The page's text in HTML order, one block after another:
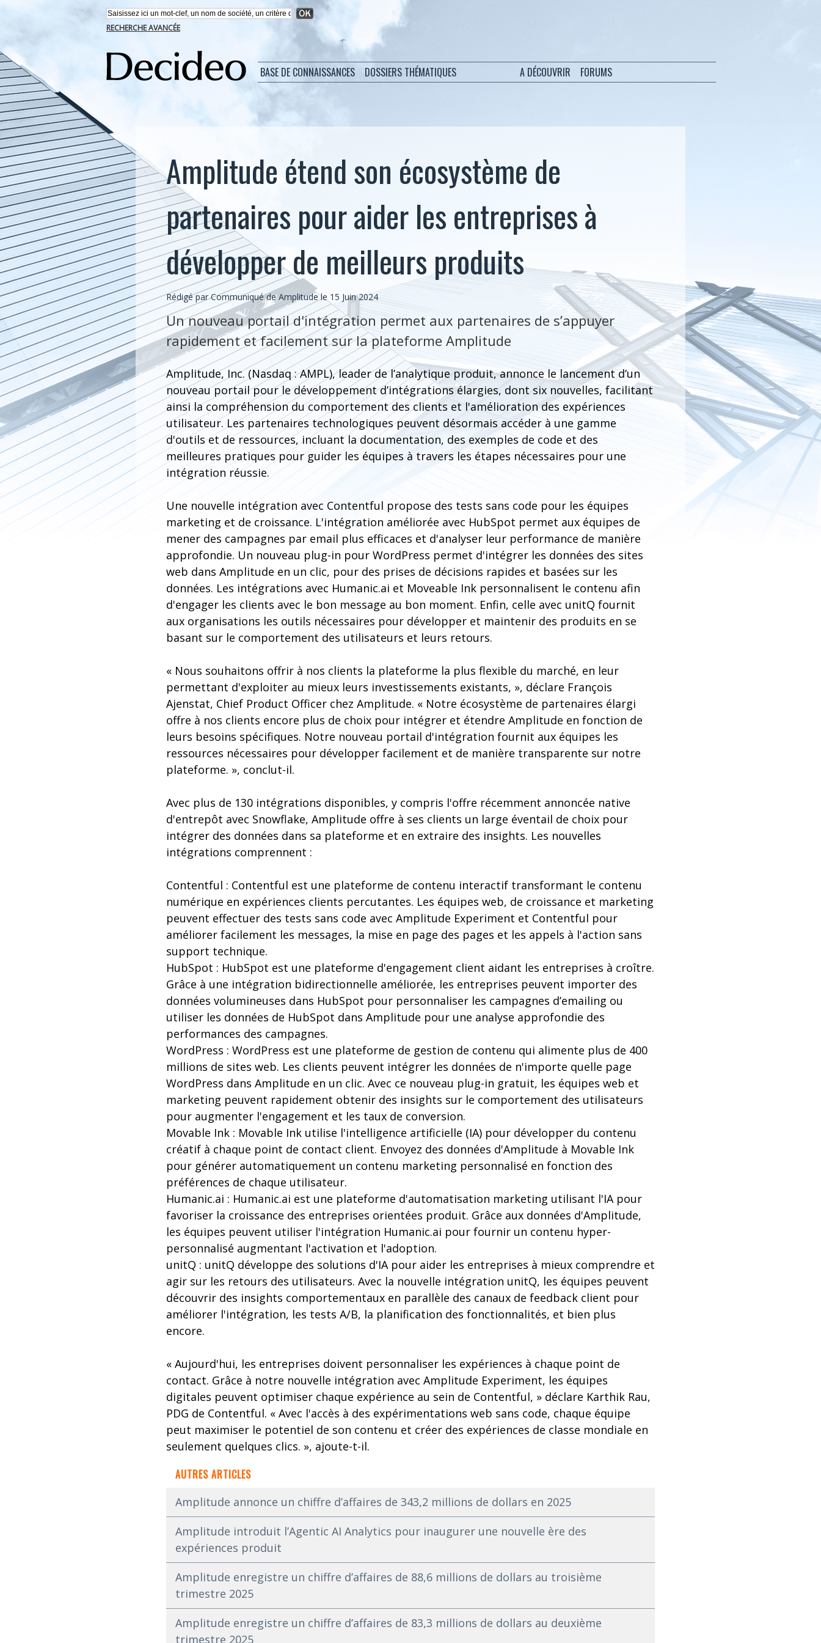
RECHERCHE AVANCÉE
BASE DE CONNAISSANCES DOSSIERS THÉMATIQUES A DÉCOUVRIR FORUMS
Amplitude étend son écosystème de
partenaires pour aider les entreprises à
développer de meilleurs produits
Rédigé par Communiqué de Amplitude le 15 Juin 2024
Un nouveau portail d'intégration permet aux partenaires de s’appuyer
rapidement et facilement sur la plateforme Amplitude
Amplitude, Inc. (Nasdaq : AMPL), leader de l’analytique produit, annonce le lancement d’un
nouveau portail pour le développement d’intégrations élargies, dont six nouvelles, facilitant
ainsi la compréhension du comportement des clients et l'amélioration des expériences
utilisateur. Les partenaires technologiques peuvent désormais accéder à une gamme
d'outils et de ressources, incluant la documentation, des exemples de code et des
meilleures pratiques pour guider les équipes à travers les étapes nécessaires pour une
intégration réussie.
Une nouvelle intégration avec Contentful propose des tests sans code pour les équipes
marketing et de croissance. L'intégration améliorée avec HubSpot permet aux équipes de
mener des campagnes par email plus efficaces et d'analyser leur performance de manière
approfondie. Un nouveau plug-in pour WordPress permet d'intégrer les données des sites
web dans Amplitude en un clic, pour des prises de décisions rapides et basées sur les
données. Les intégrations avec Humanic.ai et Moveable Ink personnalisent le contenu afin
d'engager les clients avec le bon message au bon moment. Enfin, celle avec unitQ fournit
aux organisations les outils nécessaires pour développer et maintenir des produits en se
basant sur le comportement des utilisateurs et leurs retours.
« Nous souhaitons offrir à nos clients la plateforme la plus flexible du marché, en leur
permettant d'exploiter au mieux leurs investissements existants, », déclare François
Ajenstat, Chief Product Officer chez Amplitude. « Notre écosystème de partenaires élargi
offre à nos clients encore plus de choix pour intégrer et étendre Amplitude en fonction de
leurs besoins spécifiques. Notre nouveau portail d'intégration fournit aux équipes les
ressources nécessaires pour développer facilement et de manière transparente sur notre
plateforme. », conclut-il.
Avec plus de 130 intégrations disponibles, y compris l'offre récemment annoncée native
d'entrepôt avec Snowflake, Amplitude offre à ses clients un large éventail de choix pour
intégrer des données dans sa plateforme et en extraire des insights. Les nouvelles
intégrations comprennent :
Contentful : Contentful est une plateforme de contenu interactif transformant le contenu
numérique en expériences clients percutantes. Les équipes web, de croissance et marketing
peuvent effectuer des tests sans code avec Amplitude Experiment et Contentful pour
améliorer facilement les messages, la mise en page des pages et les appels à l'action sans
support technique.
HubSpot : HubSpot est une plateforme d'engagement client aidant les entreprises à croître.
Grâce à une intégration bidirectionnelle améliorée, les entreprises peuvent importer des
données volumineuses dans HubSpot pour personnaliser les campagnes d’emailing ou
utiliser les données de HubSpot dans Amplitude pour une analyse approfondie des
performances des campagnes.
WordPress : WordPress est une plateforme de gestion de contenu qui alimente plus de 400
millions de sites web. Les clients peuvent intégrer les données de n'importe quelle page
WordPress dans Amplitude en un clic. Avec ce nouveau plug-in gratuit, les équipes web et
marketing peuvent rapidement obtenir des insights sur le comportement des utilisateurs
pour augmenter l'engagement et les taux de conversion.
Movable Ink : Movable Ink utilise l'intelligence artificielle (IA) pour développer du contenu
créatif à chaque point de contact client. Envoyez des données d'Amplitude à Movable Ink
pour générer automatiquement un contenu marketing personnalisé en fonction des
préférences de chaque utilisateur.
Humanic.ai : Humanic.ai est une plateforme d'automatisation marketing utilisant l'IA pour
favoriser la croissance des entreprises orientées produit. Grâce aux données d'Amplitude,
les équipes peuvent utiliser l'intégration Humanic.ai pour fournir un contenu hyper-
personnalisé augmentant l'activation et l'adoption.
unitQ : unitQ développe des solutions d'IA pour aider les entreprises à mieux comprendre et
agir sur les retours des utilisateurs. Avec la nouvelle intégration unitQ, les équipes peuvent
découvrir des insights comportementaux en parallèle des canaux de feedback client pour
améliorer l'intégration, les tests A/B, la planification des fonctionnalités, et bien plus
encore.
« Aujourd'hui, les entreprises doivent personnaliser les expériences à chaque point de
contact. Grâce à notre nouvelle intégration avec Amplitude Experiment, les équipes
digitales peuvent optimiser chaque expérience au sein de Contentful, » déclare Karthik Rau,
PDG de Contentful. « Avec l'accès à des expérimentations web sans code, chaque équipe
peut maximiser le potentiel de son contenu et créer des expériences de classe mondiale en
seulement quelques clics. », ajoute-t-il.
AUTRES ARTICLES
Amplitude annonce un chiffre d’affaires de 343,2 millions de dollars en 2025
Amplitude introduit l’Agentic AI Analytics pour inaugurer une nouvelle ère des
expériences produit
Amplitude enregistre un chiffre d’affaires de 88,6 millions de dollars au troisième
trimestre 2025
Amplitude enregistre un chiffre d’affaires de 83,3 millions de dollars au deuxième
trimestre 2025